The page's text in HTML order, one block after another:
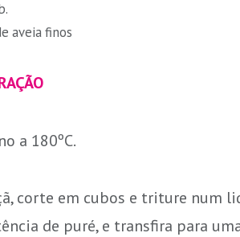
aveia finos
a 180ºC.
corte em cubos e triture num
de puré, e transfira para